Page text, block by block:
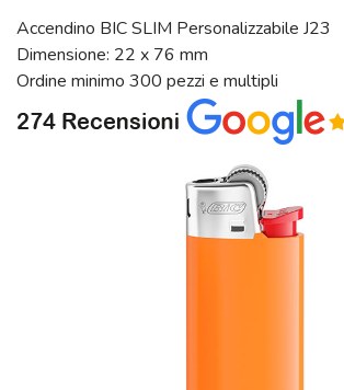
Accendino BIC SLIM Personalizzabile J23
Dimensione: 22 x 76 mm
Ordine minimo 300 pezzi e multipli